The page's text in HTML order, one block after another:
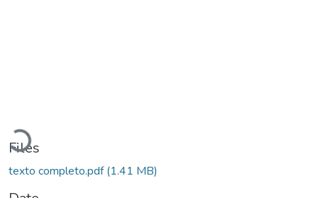
Loading...
Files
texto completo.pdf(1.41 MB)